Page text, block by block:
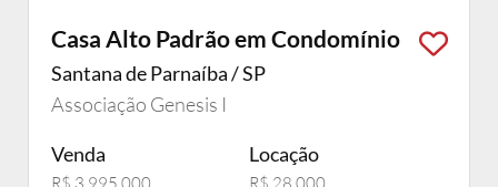
Casa Alto Padrão em Condomínio
Santana de Parnaíba / SP
Associação Genesis I
Venda Locação